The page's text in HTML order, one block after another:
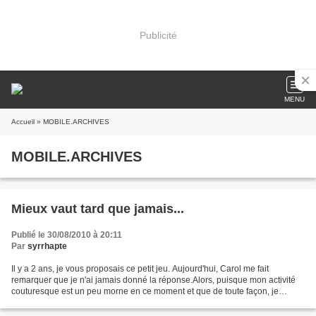
Publicité
MENU
Accueil » MOBILE.ARCHIVES
MOBILE.ARCHIVES
Mieux vaut tard que jamais...
Publié le 30/08/2010 à 20:11
Par syrrhapte
Il y a 2 ans, je vous proposais ce petit jeu. Aujourd'hui, Carol me fait
remarquer que je n'ai jamais donné la réponse.Alors, puisque mon activité
couturesque est un peu morne en ce moment et que de toute façon, je